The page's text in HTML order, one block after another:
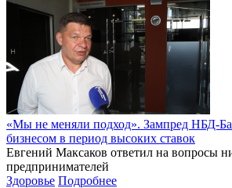
«Мы не меняли подход». Зампред НБД-
бизнесом в период высоких ставок
Евгений Максаков ответил на вопросы
предпринимателей
Здоровье Подробнее